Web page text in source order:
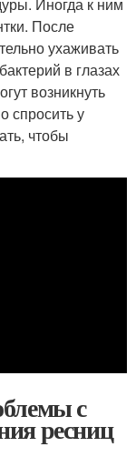
После
ухаживать
в глазах
возникнуть
спросить у
чтобы
с
ресниц